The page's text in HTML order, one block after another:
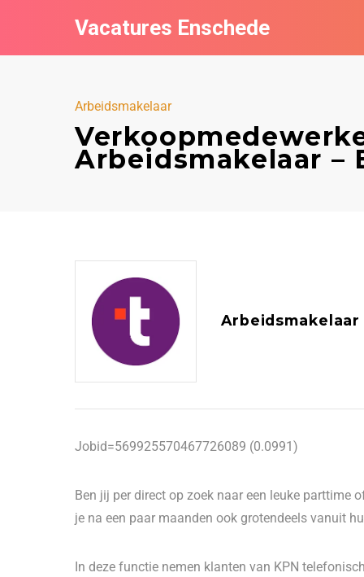
Vacatures Enschede
Arbeidsmakelaar
Arbeidsmakelaar –
Arbeidsmakelaar
Jobid=569925570467726089 (0.0991)
Ben jij per direct op zoek naar een leuke parttime
je na een paar maanden ook grotendeels vanuit
In deze functie nemen klanten van KPN